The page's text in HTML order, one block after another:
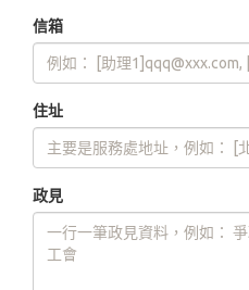
信箱
住址
政見